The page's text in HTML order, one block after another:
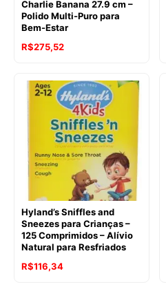
Charlie Banana 27.9 cm –
Polido Multi-Puro para
Bem-Estar
R$275,52
Hyland’s Sniffles and
Sneezes para Crianças –
125 Comprimidos – Alívio
Natural para Resfriados
O
R$116,34O